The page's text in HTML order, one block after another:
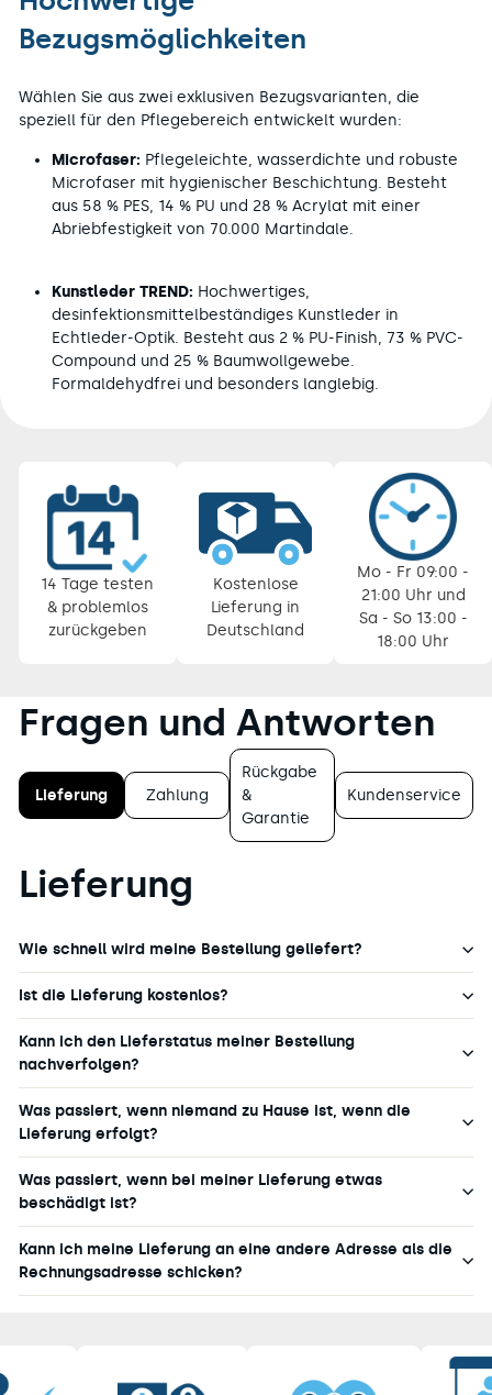
Bezugsmöglichkeiten
Wählen Sie aus zwei exklusiven Bezugsvarianten, die
speziell für den Pflegebereich entwickelt wurden:
Microfaser: Pflegeleichte, wasserdichte und robuste
Microfaser mit hygienischer Beschichtung. Besteht
aus 58 % PES, 14 % PU und 28 % Acrylat mit einer
Abriebfestigkeit von 70.000 Martindale.
Kunstleder TREND: Hochwertiges,
desinfektionsmittelbeständiges Kunstleder in
Echtleder-Optik. Besteht aus 2 % PU-Finish, 73 % PVC-
Compound und 25 % Baumwollgewebe.
Formaldehydfrei und besonders langlebig.
Pause
Diashow
14 Tage testen
& problemlos
zurückgeben
Kostenlose
Lieferung in
Deutschland
Mo - Fr 09:00 -
21:00 Uhr und
Sa - So 13:00 -
18:00 Uhr
Fragen und Antworten
Lieferung Zahlung
Rückgabe
&
Garantie
Kundenservice
Lieferung
Wie schnell wird meine Bestellung geliefert?
Ist die Lieferung kostenlos?
Kann ich den Lieferstatus meiner Bestellung
nachverfolgen?
Was passiert, wenn niemand zu Hause ist, wenn die
Lieferung erfolgt?
Was passiert, wenn bei meiner Lieferung etwas
beschädigt ist?
Kann ich meine Lieferung an eine andere Adresse als die
Rechnungsadresse schicken?